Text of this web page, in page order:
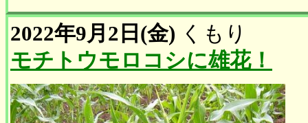
2022年9月2日(金) くもり
モチトウモロコシに雄花！